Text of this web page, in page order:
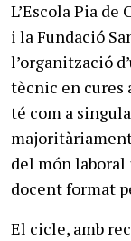
L’Escola Pia
i la Fundació
l’organització
tècnic en cures
té com a
del món laboral
docent format
El cicle, amb